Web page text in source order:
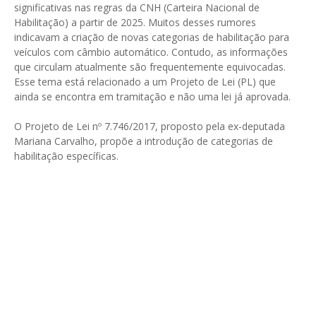
significativas nas regras da CNH (Carteira Nacional de
Habilitação) a partir de 2025. Muitos desses rumores
indicavam a criação de novas categorias de habilitação para
veículos com câmbio automático. Contudo, as informações
que circulam atualmente são frequentemente equivocadas.
Esse tema está relacionado a um Projeto de Lei (PL) que
ainda se encontra em tramitação e não uma lei já aprovada.
O Projeto de Lei nº 7.746/2017, proposto pela ex-deputada
Mariana Carvalho, propõe a introdução de categorias de
habilitação específicas.